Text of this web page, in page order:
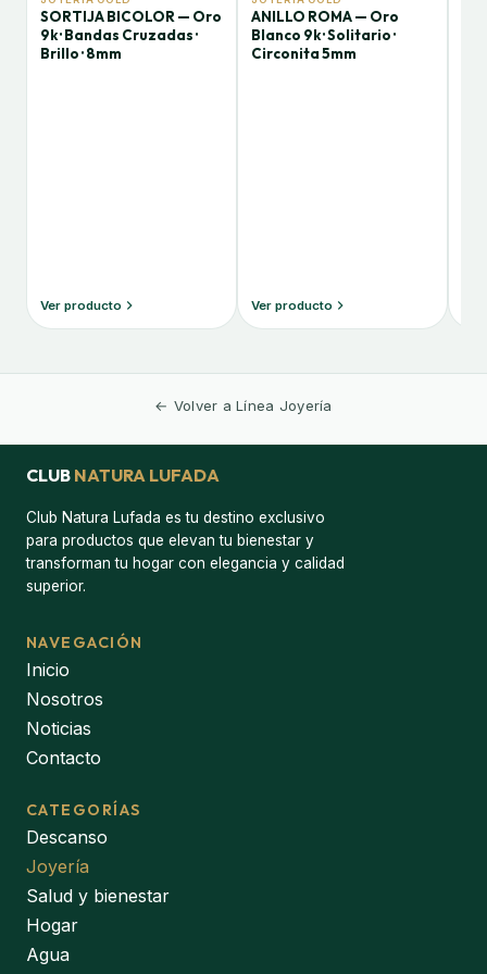
SORTIJA BICOLOR — Oro
9k · Bandas Cruzadas ·
Brillo · 8mm
Ver producto
ANILLO ROMA — Oro
Blanco 9k · Solitario ·
Circonita 5mm
Ver producto
← Volver a Línea Joyería
CLUB NATURA LUFADA
Club Natura Lufada es tu destino exclusivo
para productos que elevan tu bienestar y
transforman tu hogar con elegancia y calidad
superior.
NAVEGACIÓN
Inicio
Nosotros
Noticias
Contacto
CATEGORÍAS
Descanso
Joyería
Salud y bienestar
Hogar
Agua